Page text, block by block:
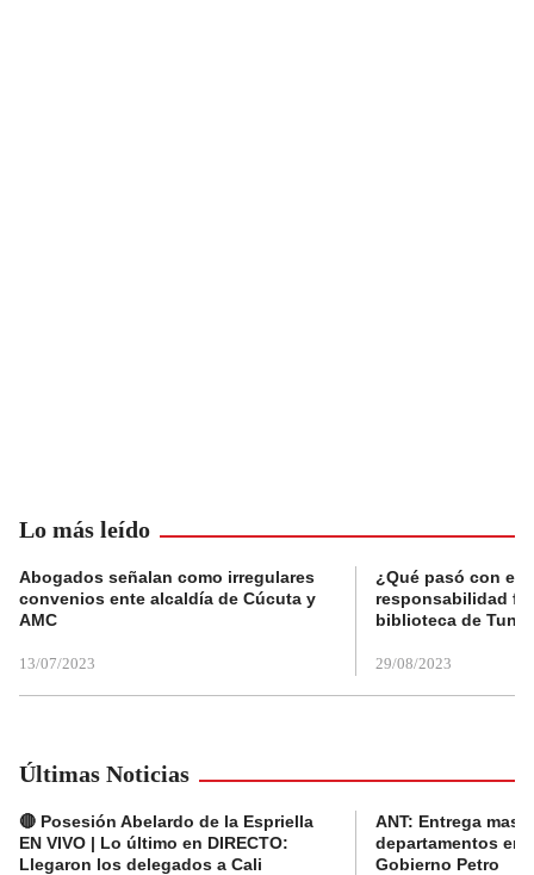
Lo más leído
Abogados señalan como irregulares
convenios ente alcaldía de Cúcuta y
AMC
13/07/2023
¿Qué pasó con el
responsabilidad
biblioteca de
29/08/2023
Últimas Noticias
🔴 Posesión Abelardo de la Espriella
EN VIVO | Lo último en DIRECTO:
Llegaron los delegados a Cali
ANT: Entrega
departamentos en
Gobierno Petro